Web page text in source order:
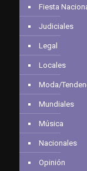
Fiesta
Judiciales
Legal
Locales
Moda/
Mundiales
Música
Nacionales
Opinión